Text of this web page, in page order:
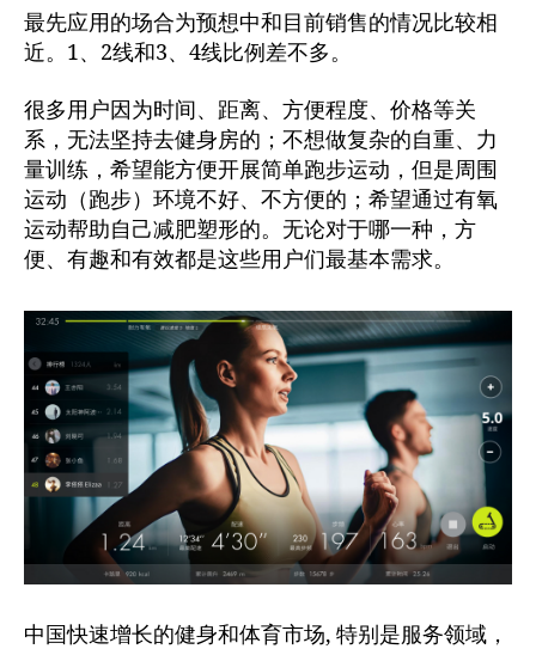
最先应用的场合为预想中和目前销售的情况比较相
近。1、2线和3、4线比例差不多。
很多用户因为时间、距离、方便程度、价格等关
系，无法坚持去健身房的；不想做复杂的自重、力
量训练，希望能方便开展简单跑步运动，但是周围
运动（跑步）环境不好、不方便的；希望通过有氧
运动帮助自己减肥塑形的。无论对于哪一种，方
便、有趣和有效都是这些用户们最基本需求。
中国快速增长的健身和体育市场, 特别是服务领域，